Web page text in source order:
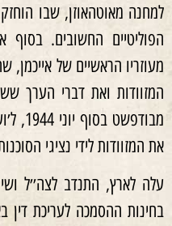
למחנה מאוטהאוזן, שבו
מעוזריו הראשיים של אייכמן,
המזוודות ואת דברי הערך
את המזוודות לידי נציגי
עלה לארץ, התנדב לצה׳׳ל
בחינות ההסמכה לעריכת